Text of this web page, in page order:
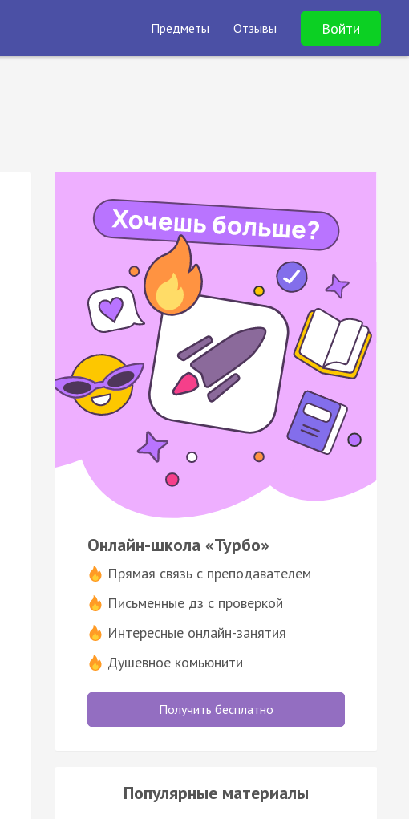
Предметы Отзывы Войти
Онлайн-школа «Турбо»
Прямая связь с преподавателем
Письменные дз с проверкой
Интересные онлайн-занятия
Душевное комьюнити
Получить бесплатно
Популярные материалы